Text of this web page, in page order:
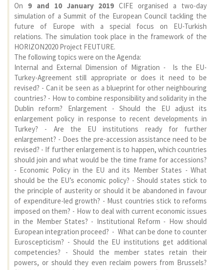
On 9 and 10 January 2019 CIFE organised a two-day
simulation of a Summit of the European Council tackling the
future of Europe with a special focus on EU-Turkish
relations. The simulation took place in the framework of the
HORIZON2020 Project FEUTURE.
The following topics were on the Agenda:
Internal and External Dimension of Migration - Is the EU-
Turkey-Agreement still appropriate or does it need to be
revised? - Can it be seen as a blueprint for other neighbouring
countries? - How to combine responsibility and solidarity in the
Dublin reform? Enlargement - Should the EU adjust its
enlargement policy in response to recent developments in
Turkey? - Are the EU institutions ready for further
enlargement? - Does the pre-accession assistance need to be
revised? - If further enlargement is to happen, which countries
should join and what would be the time frame for accessions?
- Economic Policy in the EU and its Member States - What
should be the EU’s economic policy? - Should states stick to
the principle of austerity or should it be abandoned in favour
of expenditure-led growth? - Must countries stick to reforms
imposed on them? - How to deal with current economic issues
in the Member States? - Institutional Reform - How should
European integration proceed? - What can be done to counter
Euroscepticism? - Should the EU institutions get additional
competencies? - Should the member states retain their
powers, or should they even reclaim powers from Brussels?